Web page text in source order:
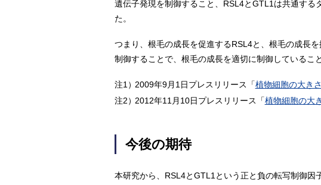
遺伝子発現を制御すること、RSL4とGTL1は共通す
た。
つまり、根毛の成長を促進するRSL4と、根毛の成長
制御することで、根毛の成長を適切に制御しているこ
注1）2009年9月1日プレスリリース「植物細胞の大き
注2）2012年11月10日プレスリリース「植物細胞の大
今後の期待
本研究から、RSL4とGTL1という正と負の転写制御